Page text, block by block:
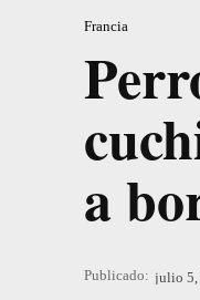
Francia
a
Publicado: julio 5,